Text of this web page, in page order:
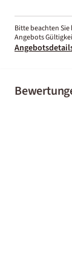
Bitte beachten
Angebots